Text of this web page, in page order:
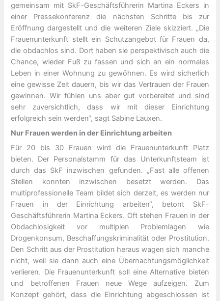
gemeinsam mit SkF-Geschäftsführerin Martina Eckers in
einer Pressekonferenz die nächsten Schritte bis zur
Eröffnung dargestellt und die weiteren Ziele skizziert. „Die
Frauenunterkunft stellt ein Schutzangebot für Frauen da,
die obdachlos sind. Dort haben sie perspektivisch auch die
Chance, wieder Fuß zu fassen und sich an ein normales
Leben in einer Wohnung zu gewöhnen. Es wird sicherlich
eine gewisse Zeit dauern, bis wir das Vertrauen der Frauen
gewinnen. Wir fühlen uns aber gut vorbereitet und sind
sehr zuversichtlich, dass wir mit dieser Einrichtung
erfolgreich sein werden“, sagt Sabine Lauxen.
Nur Frauen werden in der Einrichtung arbeiten
Für 20 bis 30 Frauen wird die Frauenunterkunft Platz
bieten. Der Personalstamm für das Unterkunftsteam ist
durch das SkF inzwischen gefunden. „Fast alle offenen
Stellen konnten inzwischen besetzt werden. Das
multiprofessionelle Team bildet sich derzeit, es werden nur
Frauen in der Einrichtung arbeiten“, betont SkF-
Geschäftsführerin Martina Eckers. Oft stehen Frauen in der
Obdachlosigkeit vor multiplen Problemlagen wie
Drogenkonsum, Beschaffungskriminalität oder Prostitution.
Den Schritt aus der Prostitution heraus wagen sich manche
nicht, weil sie dann auch eine Übernachtungsmöglichkeit
verlieren. Die Frauenunterkunft soll eine Alternative bieten
und betroffenen Frauen neue Wege aufzeigen. Zum
Konzept gehört, dass die Einrichtung abgeschlossen ist